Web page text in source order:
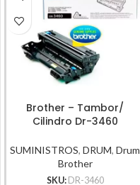
Brother – Tambor/
Cilindro Dr-3460
SUMINISTROS,DRUM,Drum
Brother
SKU: DR-3460